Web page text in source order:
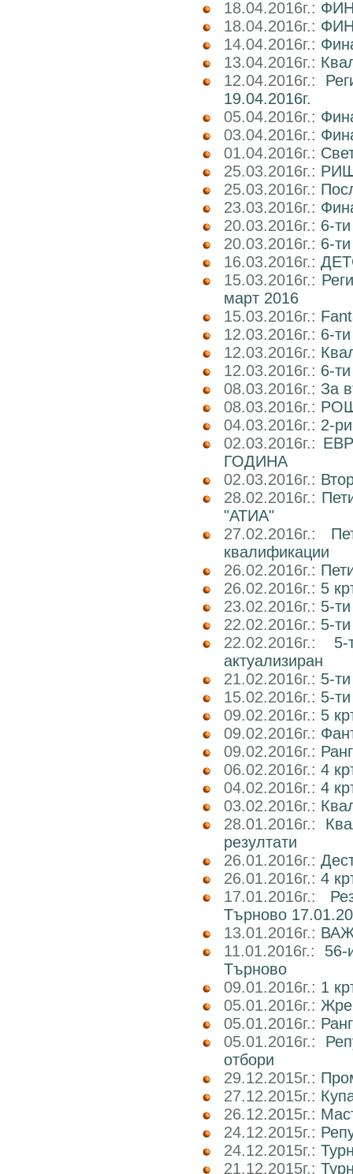
18.04.2016г.:
18.04.2016г.:
14.04.2016г.:
13.04.2016г.:
12.04.2016г.:
19.04.2016г.
05.04.2016г.:
03.04.2016г.:
01.04.2016г.:
25.03.2016г.: РИШ
25.03.2016г.:
23.03.2016г.:
20.03.2016г.: 6-
20.03.2016г.: 6-
16.03.2016г.:
15.03.2016г.:
март 2016
15.03.2016г.:
12.03.2016г.: 6-
12.03.2016г.:
12.03.2016г.: 6-
08.03.2016г.: За
08.03.2016г.: РОШ
04.03.2016г.: 2-
02.03.2016г.:
ГОДИНА
02.03.2016г.:
28.02.2016г.:
"АТИА"
27.02.2016г.:
квалификации
26.02.2016г.:
26.02.2016г.: 5
23.02.2016г.: 5-
22.02.2016г.: 5-
22.02.2016г.:
актуализиран
21.02.2016г.: 5-
15.02.2016г.: 5-
09.02.2016г.: 5
09.02.2016г.:
09.02.2016г.:
06.02.2016г.: 4
04.02.2016г.: 4
03.02.2016г.:
28.01.2016г.:
резултати
26.01.2016г.:
26.01.2016г.: 4
17.01.2016г.:
Търново
13.01.2016г.:
11.01.2016г.: 56-
Търново
09.01.2016г.: 1
05.01.2016г.:
05.01.2016г.:
05.01.2016г.:
отбори
29.12.2015г.:
27.12.2015г.:
26.12.2015г.:
24.12.2015г.:
24.12.2015г.:
21.12.2015г.: